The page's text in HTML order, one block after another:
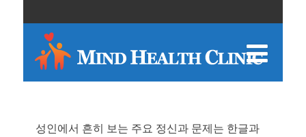
성인에서 흔히 보는 주요 정신과 문제는 한글과